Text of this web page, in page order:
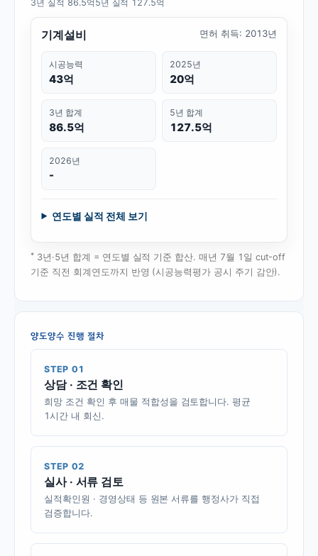
3년 실적 86.5억 5년 실적 127.5억
기계설비 면허 취득: 2013년
시공능력
43억
2025년
20억
3년 합계
86.5억
5년 합계
127.5억
2026년
-
연도별 실적 전체 보기
* 3년·5년 합계 = 연도별 실적 기준 합산. 매년 7월 1일 cut-off
기준 직전 회계연도까지 반영 (시공능력평가 공시 주기 감안).
양도양수 진행 절차
STEP 01
상담 · 조건 확인
희망 조건 확인 후 매물 적합성을 검토합니다. 평균
1시간 내 회신.
STEP 02
실사 · 서류 검토
실적확인원 · 경영상태 등 원본 서류를 행정사가 직접
검증합니다.